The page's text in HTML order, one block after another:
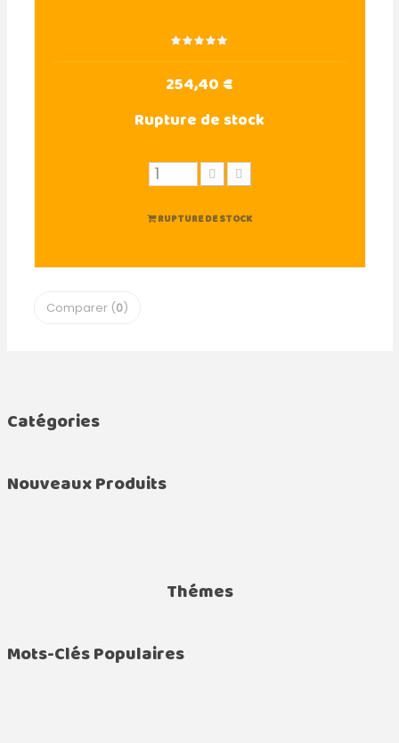
254,40 €
Rupture de stock
RUPTURE DE STOCK
Comparer (0)
Catégories
Nouveaux Produits
Thémes
Mots-Clés Populaires